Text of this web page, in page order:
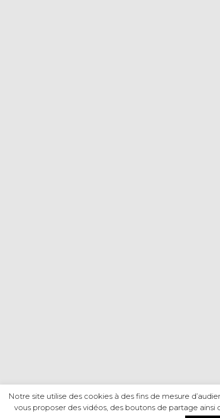
Notre site utilise des cookies à des fins de mesure
vous proposer des vidéos, des boutons de partage ainsi